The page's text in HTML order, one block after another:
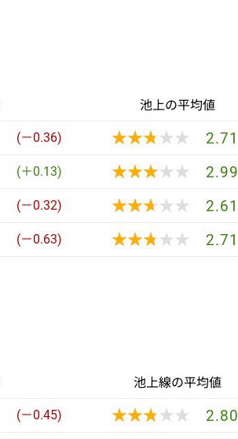
池上の平均値
(－0.36) ★★★★★
★★★★★ 2.71
(＋0.13) ★★★★★
★★★★★ 2.99
(－0.32) ★★★★★
★★★★★ 2.61
(－0.63) ★★★★★
★★★★★ 2.71
池上線の平均値
(－0.45) ★★★★★
★★★★★ 2.80